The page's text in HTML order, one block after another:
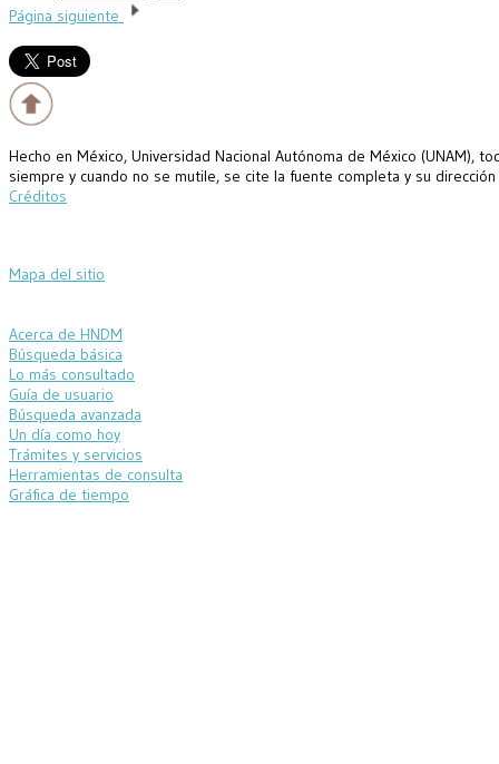
Página siguiente
Hecho en México, Universidad Nacional Autónoma de México
siempre y cuando no se mutile, se cite la fuente completa y su
Créditos
Mapa del sitio
Acerca de HNDM
Búsqueda básica
Lo más consultado
Guía de usuario
Búsqueda avanzada
Un día como hoy
Trámites y servicios
Herramientas de consulta
Gráfica de tiempo